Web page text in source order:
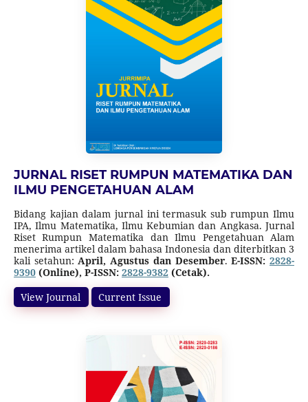
JURNAL RISET RUMPUN MATEMATIKA DAN
ILMU PENGETAHUAN ALAM
Bidang kajian dalam jurnal ini termasuk sub rumpun Ilmu
IPA, Ilmu Matematika, Ilmu Kebumian dan Angkasa. Jurnal
Riset Rumpun Matematika dan Ilmu Pengetahuan Alam
menerima artikel dalam bahasa Indonesia dan diterbitkan 3
kali setahun:April, Agustus dan Desember. E-ISSN:2828-
9390(Online), P-ISSN: 2828-9382(Cetak).
Jurnal ini adalah jurnal Riset Rumpun Matematika dan Ilmu
Pengetahuan Alam yang bersifat peer-review dan terbuka.
Jurnal ini terakreditasi SINTA 5 (Surat Keputusan Direktur
Peringkat Akreditasi Jurnal Ilmiah Periode I Tahun 2025)
dimulai dari Volume 1 Nomor 2 Tahun 2022 sampai Volume
View Journal Current Issue